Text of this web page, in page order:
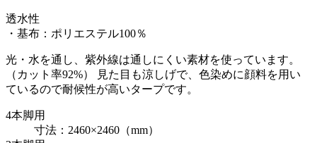
透水性
・基布：ポリエステル100％
光・水を通し、紫外線は通しにくい素材を使っています。
（カット率92%） 見た目も涼しげで、色染めに顔料を用い
ているので耐候性が高いタープです。
4本脚用
寸法：2460×2460（mm）